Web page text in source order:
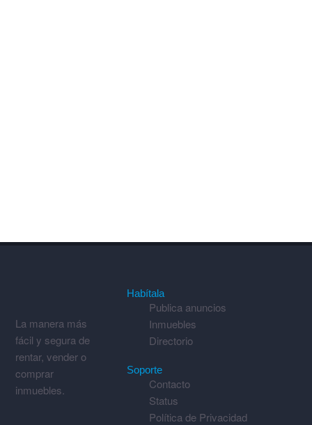
La manera más
fácil y segura de
rentar, vender o
comprar
inmuebles.
Habítala
Publica anuncios
Inmuebles
Directorio
Soporte
Contacto
Status
Política de Privacidad